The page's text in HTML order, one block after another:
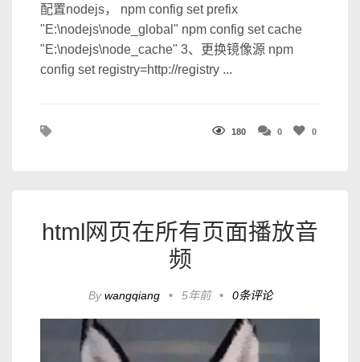
配置nodejs， npm config set prefix
"E:\nodejs\node_global" npm config set cache
"E:\nodejs\node_cache" 3、更换镜像源 npm
config set registry=http://registry ...
180 0 0
html网页在所有页面播放音
频
Bywangqiang • 5年前 • 0条评论